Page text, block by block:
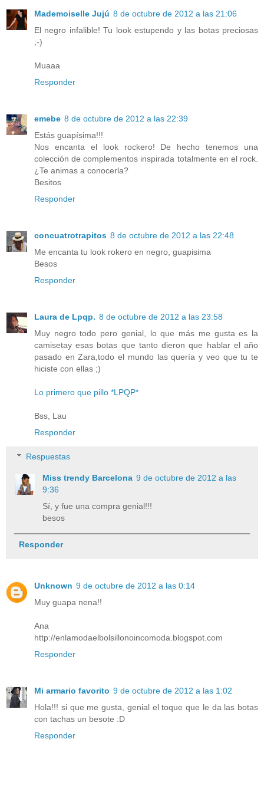
Mademoiselle Jujú 8 de octubre de 2012 a las 21:06
El negro infalible! Tu look estupendo y las botas preciosas
;-)
Muaaa
Responder
emebe 8 de octubre de 2012 a las 22:39
Estás guapísima!!!
Nos encanta el look rockero! De hecho tenemos una
colección de complementos inspirada totalmente en el rock.
¿Te animas a conocerla?
Besitos
Responder
concuatrotrapitos 8 de octubre de 2012 a las 22:48
Me encanta tu look rokero en negro, guapisima
Besos
Responder
Laura de Lpqp. 8 de octubre de 2012 a las 23:58
Muy negro todo pero genial, lo que más me gusta es la
camisetay esas botas que tanto dieron que hablar el año
pasado en Zara,todo el mundo las quería y veo que tu te
hiciste con ellas ;)
Lo primero que pillo *LPQP*
Bss, Lau
Responder
Respuestas
Miss trendy Barcelona 9 de octubre de 2012 a las
9:36
Sí, y fue una compra genial!!!
besos
Responder
Unknown 9 de octubre de 2012 a las 0:14
Muy guapa nena!!
Ana
http://enlamodaelbolsillonoincomoda.blogspot.com
Responder
Mi armario favorito 9 de octubre de 2012 a las 1:02
Hola!!! si que me gusta, genial el toque que le da las botas
con tachas un besote :D
Responder